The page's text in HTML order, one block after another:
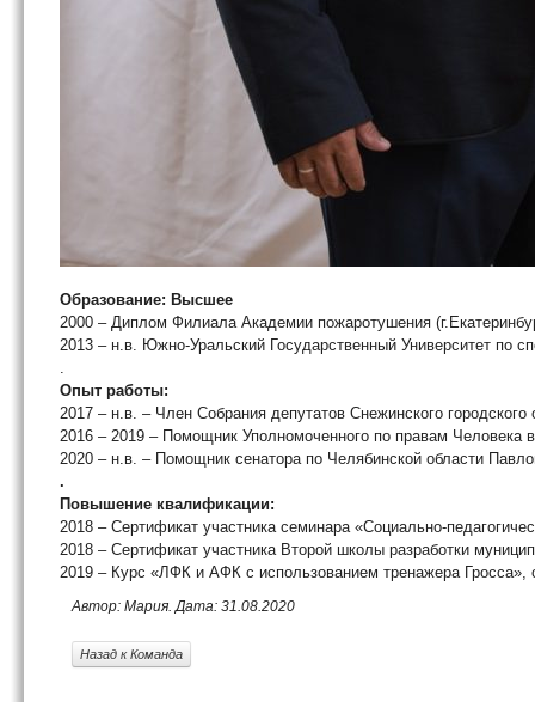
Образование: Высшее
2000 – Диплом Филиала Академии пожаротушения
2013 – н.в. Южно-Уральский Государственный Университет по
.
Опыт работы:
2017 – н.в. – Член Собрания депутатов Снежинского городского
2016 – 2019 – Помощник Уполномоченного по правам Человека
2020 – н.в. – Помощник сенатора по Челябинской области
.
Повышение квалификации:
2018 – Сертификат участника семинара «Социально-
2018 – Сертификат участника Второй школы разработки
2019 – Курс «ЛФК и АФК с использованием тренажера Гросса»,
Автор: Мария. Дата: 31.08.2020
Назад к Команда